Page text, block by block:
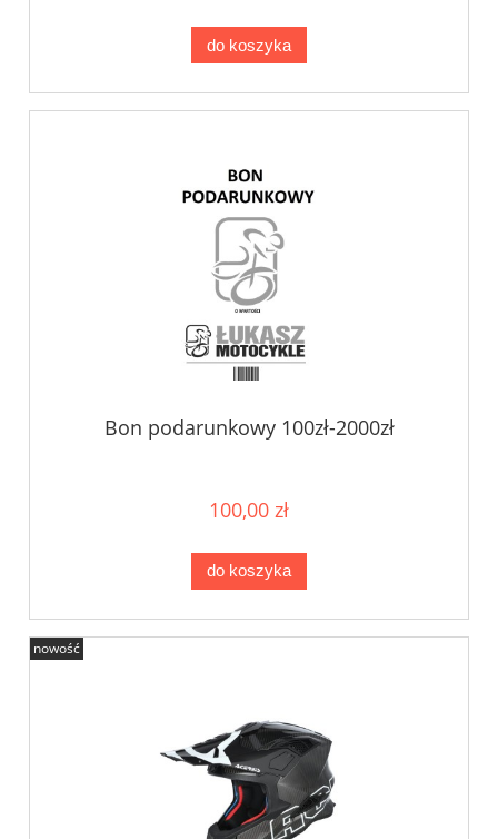
do koszyka
Bon podarunkowy 100zł-2000zł
100,00 zł
do koszyka
nowość